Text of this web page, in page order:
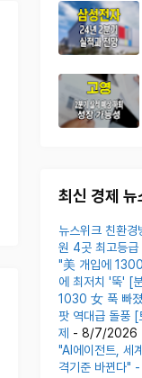
최신 경제 뉴
뉴스위크 친환
원 4곳 최고등급
"美 개입에
에 최저치 '뚝' [
1030 女 푹 빠
팟 역대급 돌풍
제 - 8/7/2026
"AI에이전트, 세
격기준 바뀐다"